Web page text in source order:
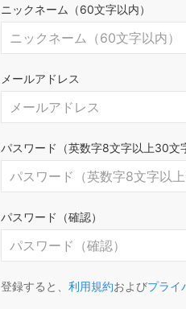
ニックネーム（60文字以内）
メールアドレス
パスワード（英数字8文字以上30文
パスワード（確認）
登録すると、利用規約およびプライ